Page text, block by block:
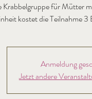
Krabbelgruppe für Mütter
kostet die Teilnahme 3
Anmeldung
Jetzt andere